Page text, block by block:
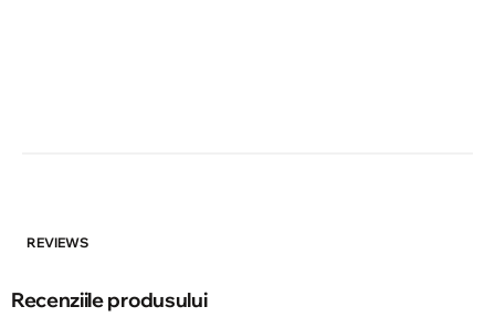
REVIEWS
Recenziile produsului